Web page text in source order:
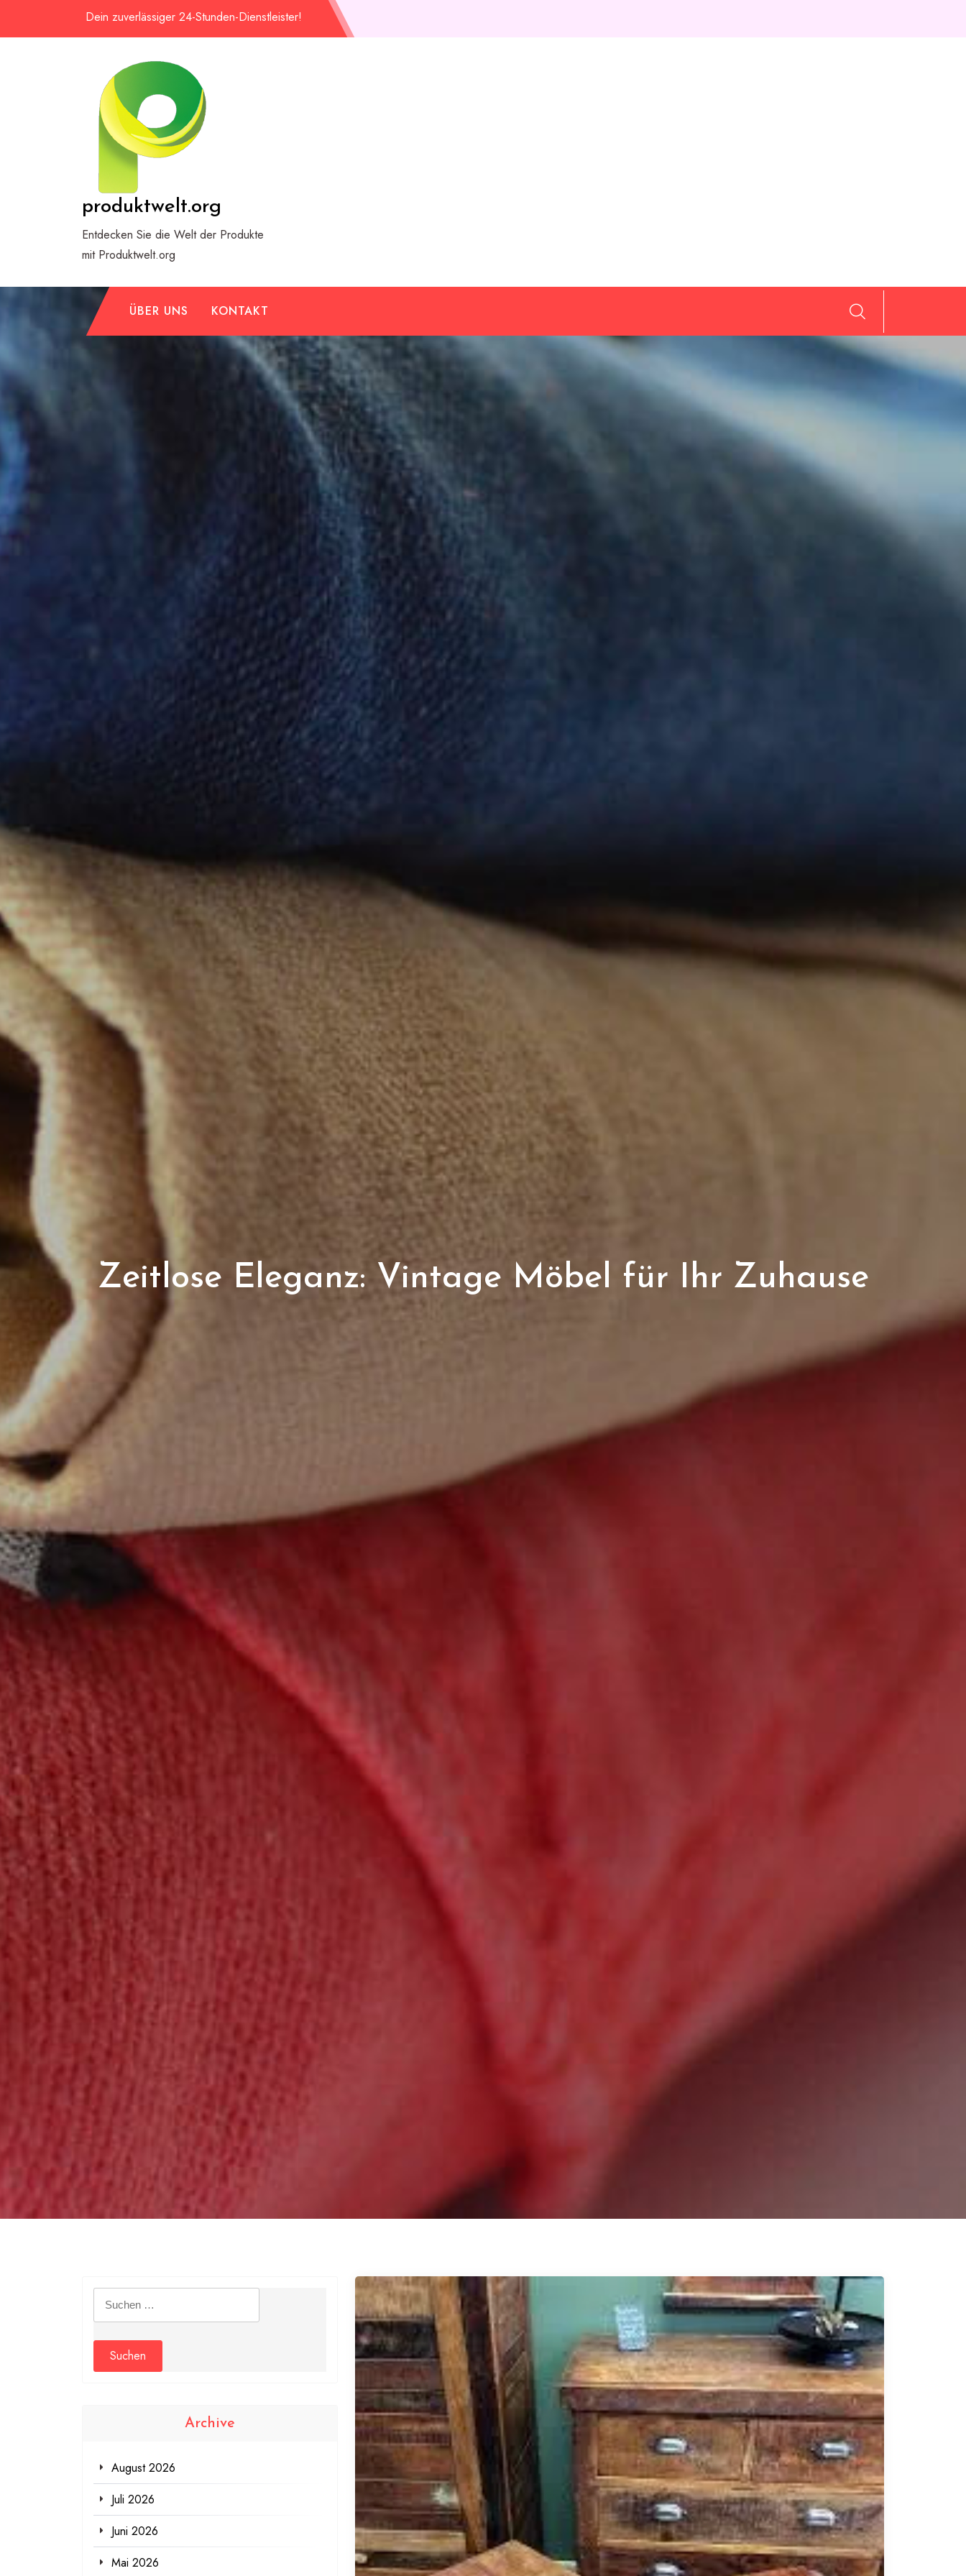
Dein zuverlässiger 24-Stunden-Dienstleister!
produktwelt.org
Entdecken Sie die Welt der Produkte
mit Produktwelt.org
ÜBER UNS KONTAKT
Zeitlose Eleganz: Vintage Möbel für Ihr Zuhause
Suchen
nach:
Archive
August 2026
Juli 2026
Juni 2026
Mai 2026